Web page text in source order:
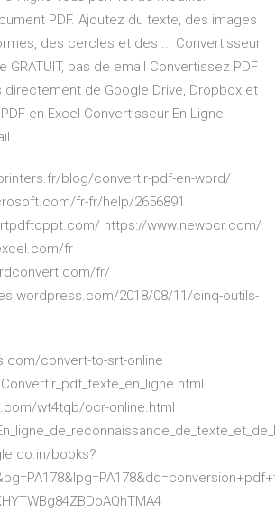
PDF. Ajoutez du texte, des images
des cercles et des ... Convertisseur
GRATUIT, pas de email Convertissez PDF
directement de Google Drive, Dropbox et
en Excel Convertisseur En Ligne
blog/convertir-pdf-en-word/
fr-fr/help/2656891
https://www.newocr.com/
fr
fr/
2018/08/11/cinq-outils-
convert-to-srt-online
wt4tqb/ocr-online.html
books?